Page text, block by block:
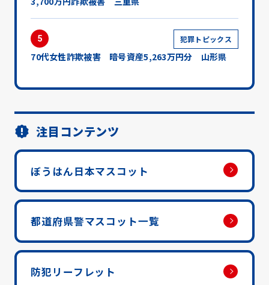
5 犯罪トピックス
70代女性詐欺被害 暗号資産5,263万円分 山形県
注目コンテンツ
ぼうはん日本マスコット
都道府県警マスコット一覧
防犯リーフレット